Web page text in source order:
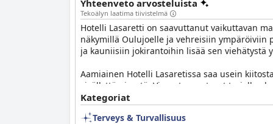
Yhteenveto arvosteluista
Tekoälyn laatima tiivistelmä
Hotelli Lasaretti on saavuttanut vaikuttavan
näkymillä Oulujoelle ja vehreisiin ympäröiviin
ja kauniisiin jokirantoihin lisää sen viehätystä
Aamiainen Hotelli Lasaretissa saa usein
sisällyttämisestä. Vieraat arvostavat tarjolla
parantaa joitain tuotteita, kuten
keskimääräistä ketjuhotellia paremman
Kategoriat
Terveys & Turvallisuus